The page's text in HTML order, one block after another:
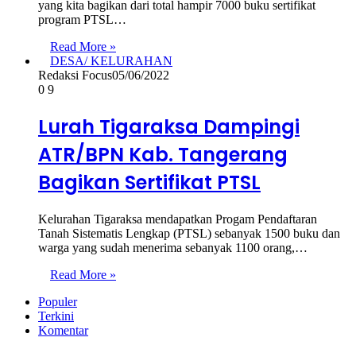
yang kita bagikan dari total hampir 7000 buku sertifikat
program PTSL…
Read More »
DESA/ KELURAHAN
Redaksi Focus05/06/2022
0 9
Lurah Tigaraksa Dampingi
ATR/BPN Kab. Tangerang
Bagikan Sertifikat PTSL
Kelurahan Tigaraksa mendapatkan Progam Pendaftaran
Tanah Sistematis Lengkap (PTSL) sebanyak 1500 buku dan
warga yang sudah menerima sebanyak 1100 orang,…
Read More »
Populer
Terkini
Komentar